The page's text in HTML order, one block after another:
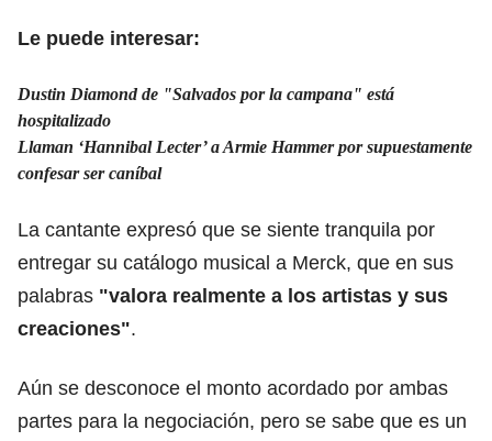
Le puede interesar:
Dustin Diamond de "Salvados por la campana" está
hospitalizado
Llaman ‘Hannibal Lecter’ a Armie Hammer por supuestamente
confesar ser caníbal
La cantante expresó que se siente tranquila por
entregar su catálogo musical a Merck, que en sus
palabras "valora realmente a los artistas y sus
creaciones".
Aún se desconoce el monto acordado por ambas
partes para la negociación, pero se sabe que es un